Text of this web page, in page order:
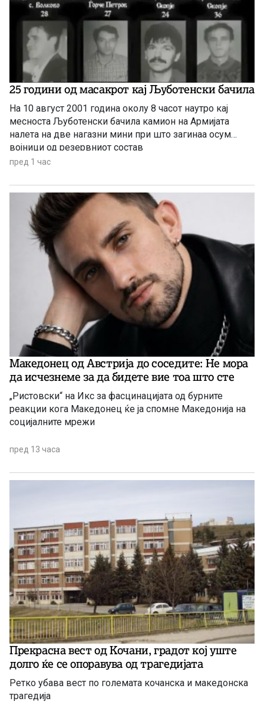
25 години од масакрот кај Љуботенски бачила
На 10 август 2001 година околу 8 часот наутро кај
месноста Љуботенски бачила камион на Армијата
налетa на две нагазни мини при што загинаа осум
војници од резервниот состав
пред 1 час
Македонец од Австрија до соседите: Не мора
да исчезнеме за да бидете вие ​​тоа што сте
„Ристовски“ на Икс за фасцинацијата од бурните
реакции кога Македонец ќе ја спомне Македонија на
социјалните мрежи
пред 13 часа
Прекрасна вест од Кочани, градот кој уште
долго ќе се опоравува од трагедијата
Ретко убава вест по големата кочанска и македонска
трагедија